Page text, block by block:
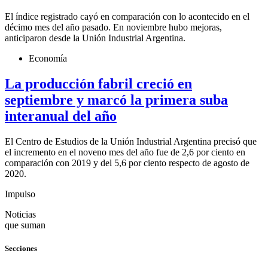
El índice registrado cayó en comparación con lo acontecido en el
décimo mes del año pasado. En noviembre hubo mejoras,
anticiparon desde la Unión Industrial Argentina.
Economía
La producción fabril creció en
septiembre y marcó la primera suba
interanual del año
El Centro de Estudios de la Unión Industrial Argentina precisó que
el incremento en el noveno mes del año fue de 2,6 por ciento en
comparación con 2019 y del 5,6 por ciento respecto de agosto de
2020.
Impulso
Noticias
que suman
Secciones